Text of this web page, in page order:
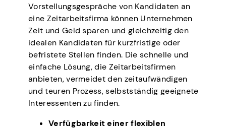
Vorstellungsgespräche von Kandidaten an
eine Zeitarbeitsfirma können Unternehmen
Zeit und Geld sparen und gleichzeitig den
idealen Kandidaten für kurzfristige oder
befristete Stellen finden. Die schnelle und
einfache Lösung, die Zeitarbeitsfirmen
anbieten, vermeidet den zeitaufwändigen
und teuren Prozess, selbstständig geeignete
Interessenten zu finden.
Verfügbarkeit einer flexiblen